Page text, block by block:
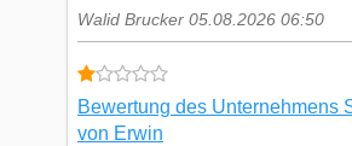
Walid Brucker 05.08.2026 06:50
Bewertung des Unternehmens
von Erwin